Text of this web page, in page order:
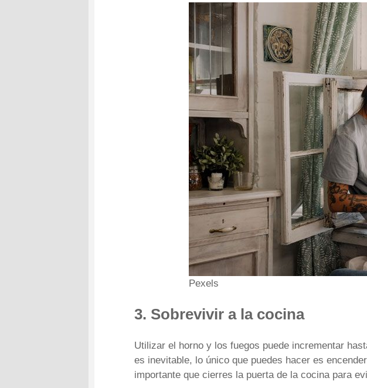
Pexels
3. Sobrevivir a la cocina
Utilizar el horno y los fuegos puede incrementar
es inevitable, lo único que puedes hacer es
importante que cierres la puerta de la cocina para